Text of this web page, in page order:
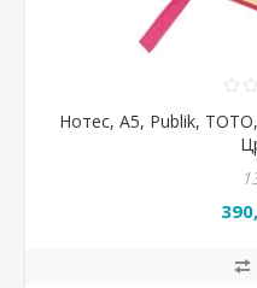
Нотес, А5, Publik,